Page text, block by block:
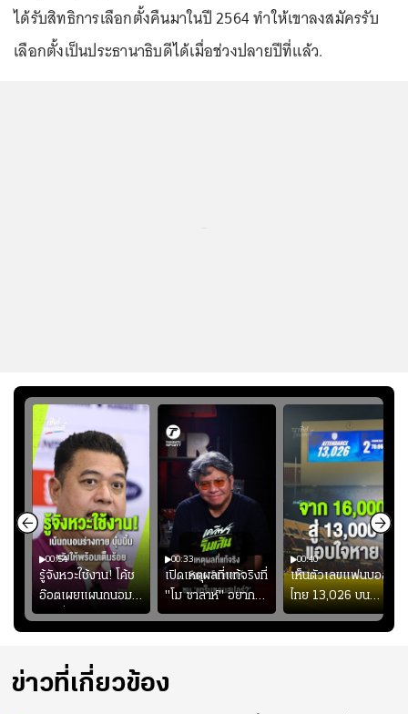
ได้รับสิทธิการเลือกตั้งคืนมาในปี 2564 ทำให้เขาลงสมัครรับ
เลือกตั้งเป็นประธานาธิบดีได้เมื่อช่วงปลายปีที่แล้ว.
00:54
รู้จังหวะใช้งาน! โค้ช
อ๊อตเผยแผนถนอม
“บุ๋มบิ๋ม” เพื่อรักษา
ร่างกายให้พร้อมที่สุด
00:33
เปิดเหตุผลที่แท้จริงที่
"โม ซาลาห์" อยาก
ย้ายซบ "แทร็บซอนส
ปอร์"
00:40
เห็นตัวเลขแฟนบอล
ไทย 13,026 บน
สกอร์บอร์ดแล้วแอบ
ใจหาย น้อยกว่านัดที่
ข่าวที่เกี่ยวข้อง